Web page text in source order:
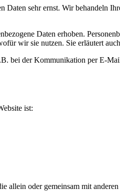
sehr ernst. Wir behandeln
Daten erhoben.
wir sie nutzen. Sie erläutert
bei der Kommunikation per E-
ist:
allein oder gemeinsam mit